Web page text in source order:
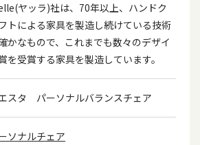
ヤッラ)社は、70年以上、ハンドク
トによる家具を製造し続けている技術
かなもので、これまでも数々のデザイ
を受賞する家具を製造しています。
スタ パーソナルバランスチェア
ソナルチェア